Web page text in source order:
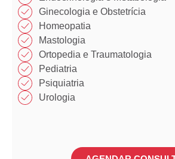
Ginecologia e Obstetrícia
Homeopatia​
Mastologia​
Ortopedia e Traumatologia​
Pediatria
Psiquiatria
Urologia